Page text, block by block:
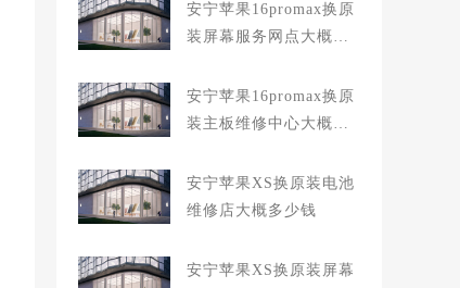
安宁苹果16promax换原
装屏幕服务网点大概多
安宁苹果16promax换原
装主板维修中心大概多
安宁苹果XS换原装电池
维修店大概多少钱
安宁苹果XS换原装屏幕